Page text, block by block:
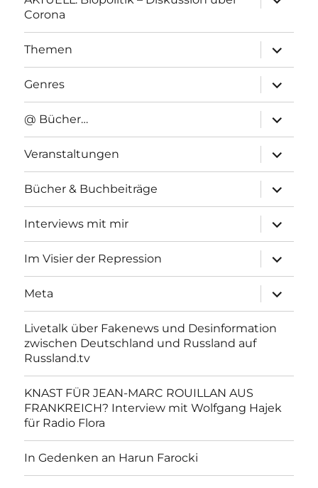
Corona
anzeigen
Themen
anzeigen
Genres
anzeigen
@ Bücher…
anzeigen
Veranstaltungen
anzeigen
Bücher & Buchbeiträge
anzeigen
Interviews mit mir
anzeigen
Im Visier der Repression
anzeigen
Meta
anzeigen
Livetalk über Fakenews und Desinformation
zwischen Deutschland und Russland auf
Russland.tv
KNAST FÜR JEAN-MARC ROUILLAN AUS
FRANKREICH? Interview mit Wolfgang Hajek
für Radio Flora
In Gedenken an Harun Farocki